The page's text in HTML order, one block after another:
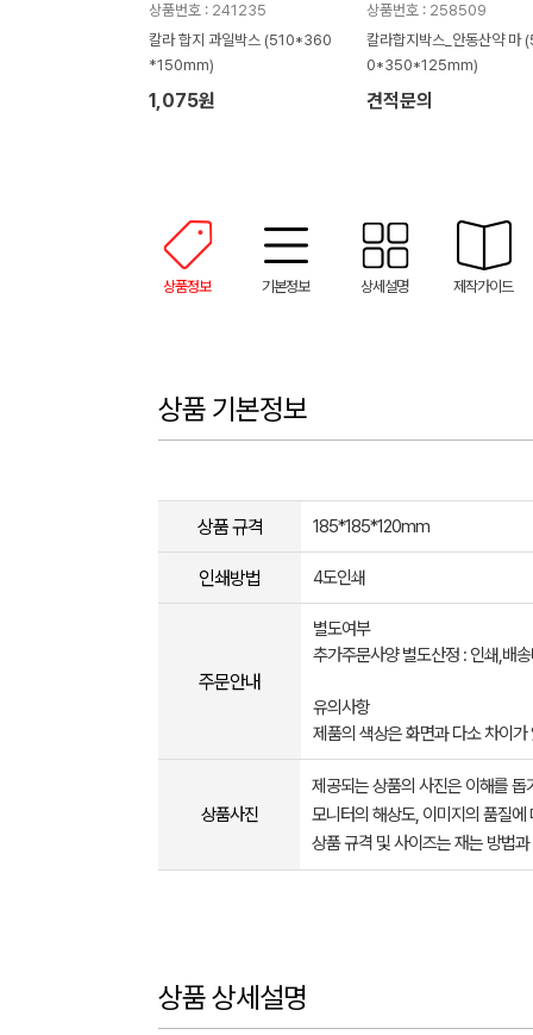
상품번호 : 241235
칼라 합지 과일박스 (510*360
*150mm)
1,075원
상품번호 : 258509
칼라합지박스_안동산약 마
0*350*125mm)
견적문의
상품정보 기본정보 상세설명 제작가이드
상품 기본정보
상품 규격 185*185*120mm
인쇄방법 4도인쇄
주문안내
별도여부
추가주문사양 별도산정 : 인쇄,배
유의사항
제품의 색상은 화면과 다소 차이가
상품사진
제공되는 상품의 사진은 이해를
모니터의 해상도, 이미지의 품질
상품 규격 및 사이즈는 재는 방법
상품 상세설명